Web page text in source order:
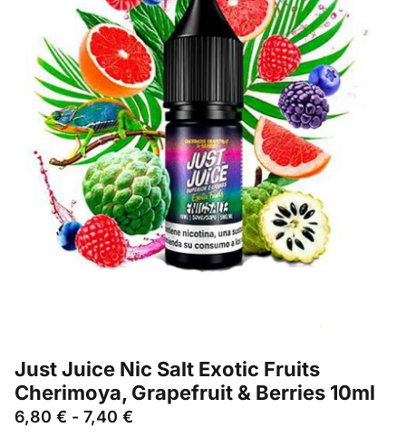
Just Juice Nic Salt Exotic Fruits
Cherimoya, Grapefruit & Berries 10ml
6,80 € - 7,40 €